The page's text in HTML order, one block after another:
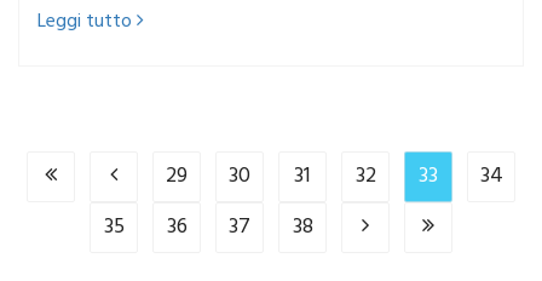
Leggi tutto
29 30 31 32 33
34
35
36 37 38